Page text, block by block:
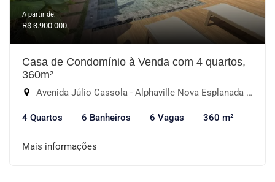
A partir de:
R$ 3.900.000
Casa de Condomínio à Venda com 4 quartos,
360m²
Avenida Júlio Cassola - Alphaville Nova Esplanada III, Votorantim-SP
4 Quartos 6 Banheiros 6 Vagas 360 m²
Mais informações